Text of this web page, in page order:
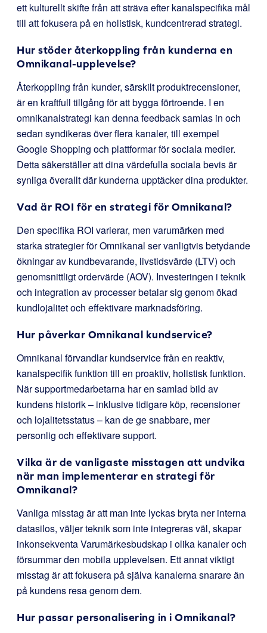
ett kulturellt skifte från att sträva efter kanalspecifika mål
till att fokusera på en holistisk, kundcentrerad strategi.
Hur stöder återkoppling från kunderna en
Omnikanal-upplevelse?
Återkoppling från kunder, särskilt produktrecensioner,
är en kraftfull tillgång för att bygga förtroende. I en
omnikanalstrategi kan denna feedback samlas in och
sedan syndikeras över flera kanaler, till exempel
Google Shopping och plattformar för sociala medier.
Detta säkerställer att dina värdefulla sociala bevis är
synliga överallt där kunderna upptäcker dina produkter.
Vad är ROI för en strategi för Omnikanal?
Den specifika ROI varierar, men varumärken med
starka strategier för Omnikanal ser vanligtvis betydande
ökningar av kundbevarande, livstidsvärde (LTV) och
genomsnittligt ordervärde (AOV). Investeringen i teknik
och integration av processer betalar sig genom ökad
kundlojalitet och effektivare marknadsföring.
Hur påverkar Omnikanal kundservice?
Omnikanal förvandlar kundservice från en reaktiv,
kanalspecifik funktion till en proaktiv, holistisk funktion.
När supportmedarbetarna har en samlad bild av
kundens historik – inklusive tidigare köp, recensioner
och lojalitetsstatus – kan de ge snabbare, mer
personlig och effektivare support.
Vilka är de vanligaste misstagen att undvika
när man implementerar en strategi för
Omnikanal?
Vanliga misstag är att man inte lyckas bryta ner interna
datasilos, väljer teknik som inte integreras väl, skapar
inkonsekventa Varumärkesbudskap i olika kanaler och
försummar den mobila upplevelsen. Ett annat viktigt
misstag är att fokusera på själva kanalerna snarare än
på kundens resa genom dem.
Hur passar personalisering in i Omnikanal?